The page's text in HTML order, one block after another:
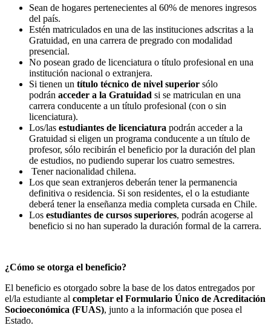
Sean de hogares pertenecientes al 60% de menores ingresos
del país.
Estén matriculados en una de las instituciones adscritas a la
Gratuidad, en una carrera de pregrado con modalidad
presencial.
No posean grado de licenciatura o título profesional en una
institución nacional o extranjera.
Si tienen un título técnico de nivel superior sólo
podrán acceder a la Gratuidad si se matriculan en una
carrera conducente a un título profesional (con o sin
licenciatura).
Los/las estudiantes de licenciatura podrán acceder a la
Gratuidad si eligen un programa conducente a un título de
profesor, sólo recibirán el beneficio por la duración del plan
de estudios, no pudiendo superar los cuatro semestres.
Tener nacionalidad chilena.
Los que sean extranjeros deberán tener la permanencia
definitiva o residencia. Si son residentes, el o la estudiante
deberá tener la enseñanza media completa cursada en Chile.
Los estudiantes de cursos superiores, podrán acogerse al
beneficio si no han superado la duración formal de la carrera.
¿Cómo se otorga el beneficio?
El beneficio es otorgado sobre la base de los datos entregados por
el/la estudiante al completar el Formulario Único de Acreditación
Socioeconómica (FUAS), junto a la información que posea el
Estado.